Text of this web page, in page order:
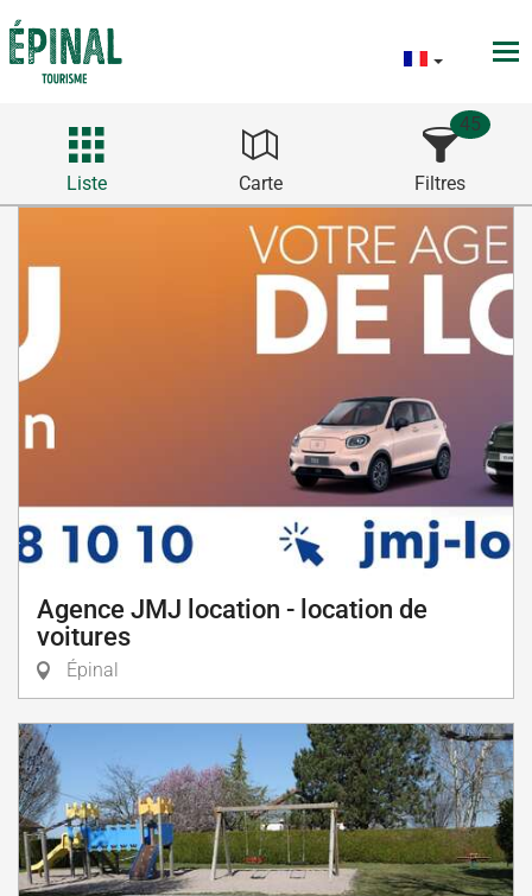
Liste Carte Filtres
45
Agence JMJ location - location de
voitures
Épinal